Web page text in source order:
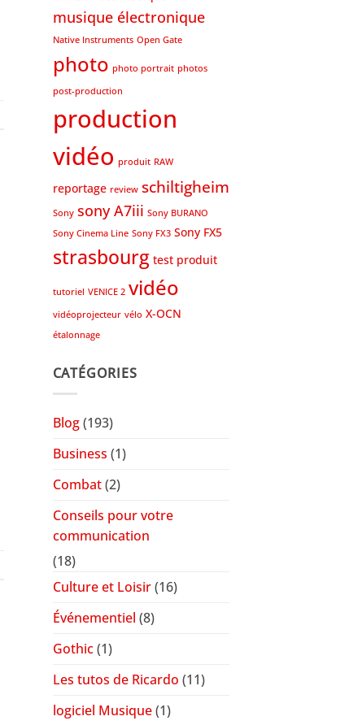
musique électronique
Native Instruments Open Gate
photo photo portrait photos
post-production
production
vidéo produit RAW
reportage review schiltigheim
Sony sony A7iii Sony BURANO
Sony Cinema Line Sony FX3 Sony FX5
strasbourg test produit
tutoriel VENICE 2 vidéo
vidéoprojecteur vélo X-OCN
étalonnage
CATÉGORIES
Blog(193)
Business (1)
Combat(2)
Conseils pour votre
communication
(18)
Culture et Loisir(16)
Événementiel (8)
Gothic(1)
Les tutos de Ricardo (11)
logiciel Musique(1)